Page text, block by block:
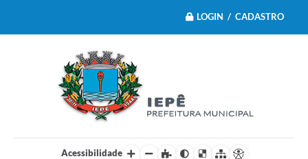
LOGIN / CADASTRO
Acessibilidade